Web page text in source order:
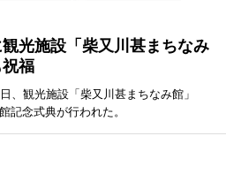
光施設「柴又川甚まちなみ
福
、観光施設「柴又川甚まちなみ館」
記念式典が行われた。